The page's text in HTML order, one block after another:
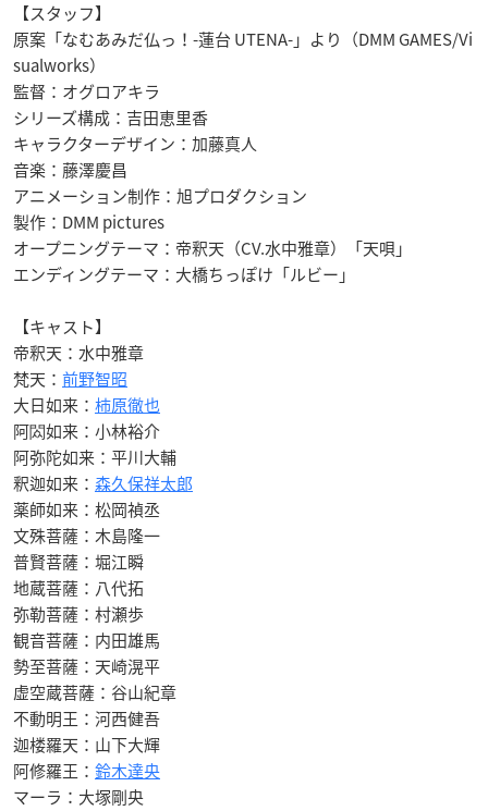
【スタッフ】
原案「なむあみだ仏っ！-蓮台 UTENA-」より（DMM GAMES/Vi
sualworks）
監督：オグロアキラ
シリーズ構成：吉田恵里香
キャラクターデザイン：加藤真人
音楽：藤澤慶昌
アニメーション制作：旭プロダクション
製作：DMM pictures
オープニングテーマ：帝釈天（CV.水中雅章）「天唄」
エンディングテーマ：大橋ちっぽけ「ルビー」
【キャスト】
帝釈天：水中雅章
梵天： 前野智昭
大日如来： 柿原徹也
阿閦如来：小林裕介
阿弥陀如来：平川大輔
釈迦如来： 森久保祥太郎
薬師如来：松岡禎丞
文殊菩薩：木島隆一
普賢菩薩：堀江瞬
地蔵菩薩：八代拓
弥勒菩薩：村瀬歩
観音菩薩：内田雄馬
勢至菩薩：天崎滉平
虚空蔵菩薩：谷山紀章
不動明王：河西健吾
迦楼羅天：山下大輝
阿修羅王： 鈴木達央
マーラ：大塚剛央